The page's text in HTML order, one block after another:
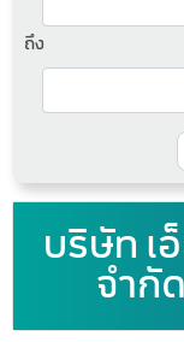
ถึง
บริษัท เ
จำกั